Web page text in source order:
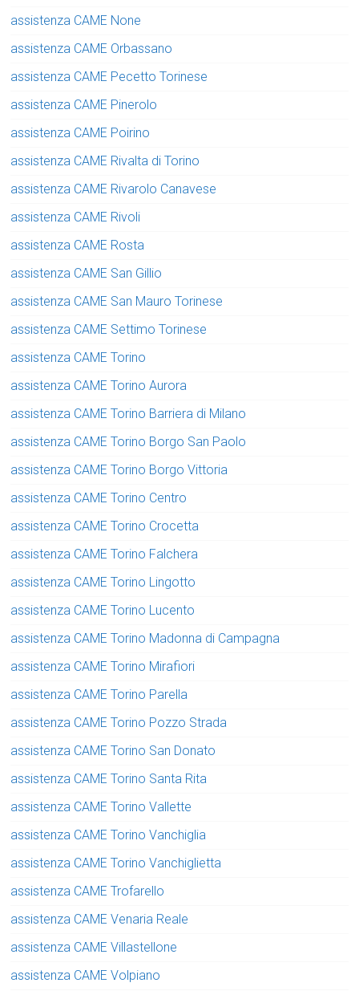
assistenza CAME None
assistenza CAME Orbassano
assistenza CAME Pecetto Torinese
assistenza CAME Pinerolo
assistenza CAME Poirino
assistenza CAME Rivalta di Torino
assistenza CAME Rivarolo Canavese
assistenza CAME Rivoli
assistenza CAME Rosta
assistenza CAME San Gillio
assistenza CAME San Mauro Torinese
assistenza CAME Settimo Torinese
assistenza CAME Torino
assistenza CAME Torino Aurora
assistenza CAME Torino Barriera di Milano
assistenza CAME Torino Borgo San Paolo
assistenza CAME Torino Borgo Vittoria
assistenza CAME Torino Centro
assistenza CAME Torino Crocetta
assistenza CAME Torino Falchera
assistenza CAME Torino Lingotto
assistenza CAME Torino Lucento
assistenza CAME Torino Madonna di Campagna
assistenza CAME Torino Mirafiori
assistenza CAME Torino Parella
assistenza CAME Torino Pozzo Strada
assistenza CAME Torino San Donato
assistenza CAME Torino Santa Rita
assistenza CAME Torino Vallette
assistenza CAME Torino Vanchiglia
assistenza CAME Torino Vanchiglietta
assistenza CAME Trofarello
assistenza CAME Venaria Reale
assistenza CAME Villastellone
assistenza CAME Volpiano